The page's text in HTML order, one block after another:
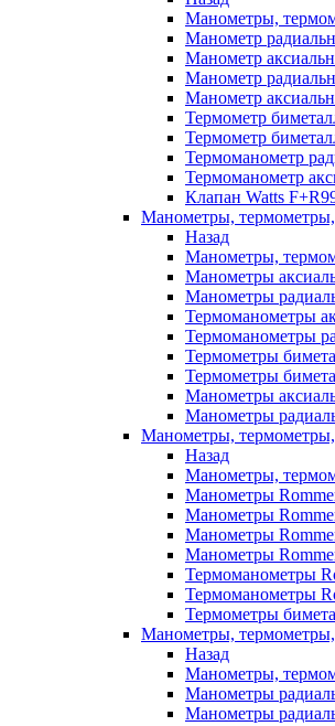
Манометры,
Манометр
Манометр
Манометр
Манометр
Термометр
Термометр
Термоманометр
Термоманометр
Клапан Watts
Манометры,
Назад
Манометры,
Манометры
Манометры
Термоманометры
Термоманометры
Термометры
Термометры
Манометры
Манометры
Манометры,
Назад
Манометры,
Манометры
Манометры
Манометры
Манометры
Термоманометры
Термоманометры
Термометры
Манометры,
Назад
Манометры,
Манометры
Манометры